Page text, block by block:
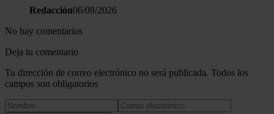
Redacción06/08/2026
No hay comentarios
Deja tu comentario
Tu dirección de correo electrónico no será publicada. Todos los
campos son obligatorios